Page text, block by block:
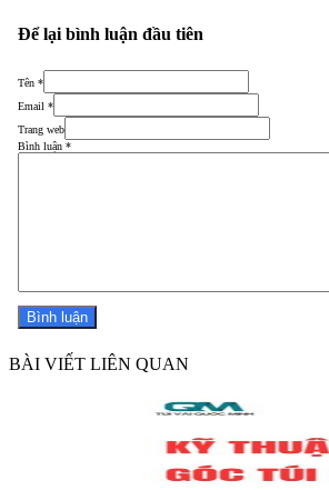
Để lại bình luận đầu tiên
Tên *
Email *
Trang web
Bình luận *
BÀI VIẾT LIÊN QUAN